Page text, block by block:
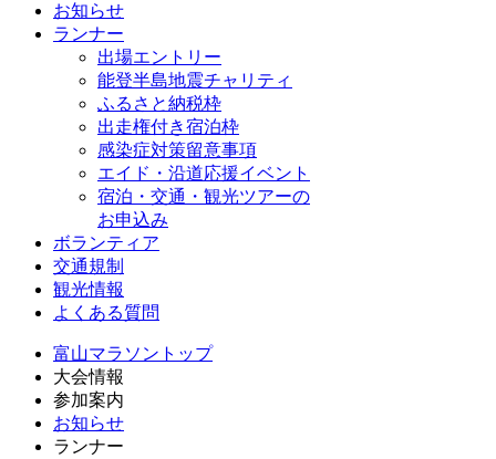
お知らせ
ランナー
出場エントリー
能登半島地震チャリティ
ふるさと納税枠
出走権付き宿泊枠
感染症対策留意事項
エイド・沿道応援イベント
宿泊・交通・観光ツアーの
お申込み
ボランティア
交通規制
観光情報
よくある質問
富山マラソントップ
大会情報
参加案内
お知らせ
ランナー